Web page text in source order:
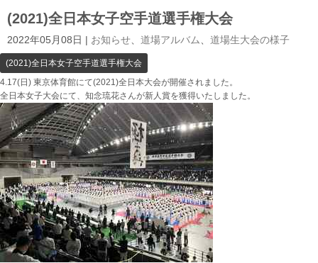
(2021)全日本女子空手道選手権大会
2022年05月08日 お知らせ 道場アルバム 道場生大会の様子
(2021)全日本女子空手道選手権大会
4.17(日) 東京体育館にて(2021)全日本大会が開催されました。
全日本女子大会にて、知念琉花さんが新人賞を獲得いたしました。